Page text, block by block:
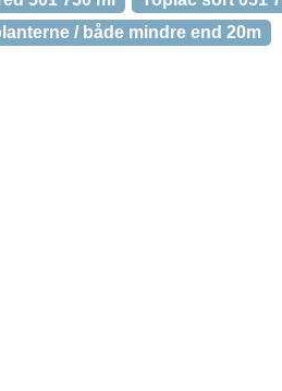
/ både mindre end 20m